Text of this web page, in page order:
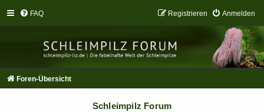
FAQ Anmelden
Registrieren
Foren-Übersicht
Schleimpilz Forum